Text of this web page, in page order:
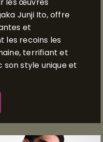
Junji Ito, offre
et
les recoins les
terrifiant et
style unique et